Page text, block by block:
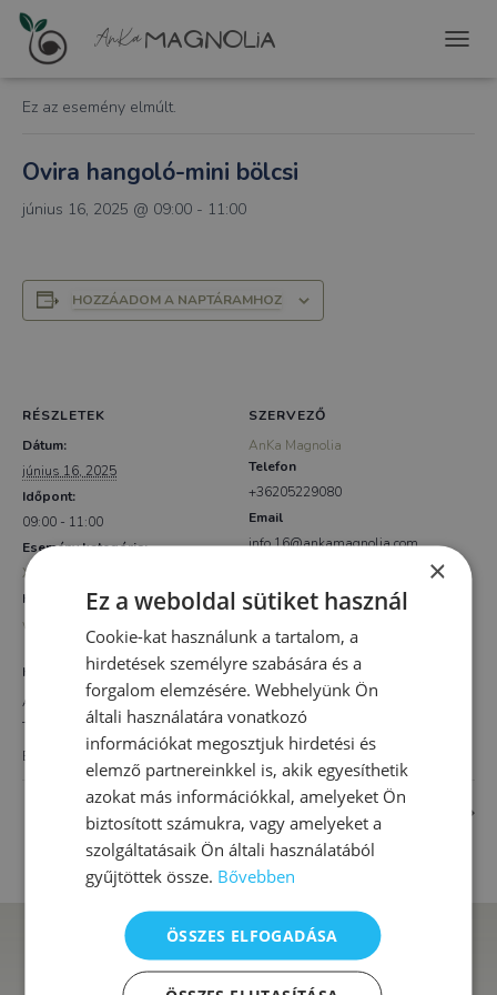
« Összes Események
Ez az esemény elmúlt.
Ovira hangoló-mini bölcsi
június 16, 2025 @ 09:00 - 11:00
HOZZÁADOM A NAPTÁRAMHOZ
RÉSZLETEK
Dátum:
június 16, 2025
Időpont:
09:00 - 11:00
Esemény kategória:
XVI. kerület
Honlap:
www.ankamagnolia.com
HELYSZÍN
AnKa Magnolia XVI.
Thököly út 4.
Budapest
+ Google Térkép
SZERVEZŐ
AnKa Magnolia
Telefon
+36205229080
Email
info.16@ankamagnolia.com
Egész napos iskola-előkészítő Pszichológiai tanácsadás
AnKa Magnolia
×
Ez a weboldal sütiket használ
Cookie-kat használunk a tartalom, a
hirdetések személyre szabására és a
forgalom elemzésére. Webhelyünk Ön
általi használatára vonatkozó
információkat megosztjuk hirdetési és
elemző partnereinkkel is, akik egyesíthetik
azokat más információkkal, amelyeket Ön
biztosított számukra, vagy amelyeket a
szolgáltatásaik Ön általi használatából
gyűjtöttek össze. Bővebben
ÖSSZES ELFOGADÁSA